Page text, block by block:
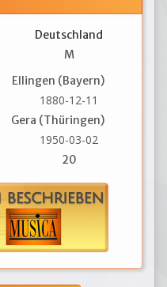
Deutschland
M
Ellingen (Bayern)
1880-12-11
Gera (Thüringen)
1950-03-02
20